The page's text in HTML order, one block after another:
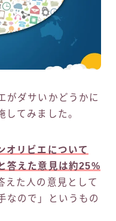
がダサいかどうかに
してみました。
オリビエについて
答えた意見は約25%
えた人の意見として
なので」というもの